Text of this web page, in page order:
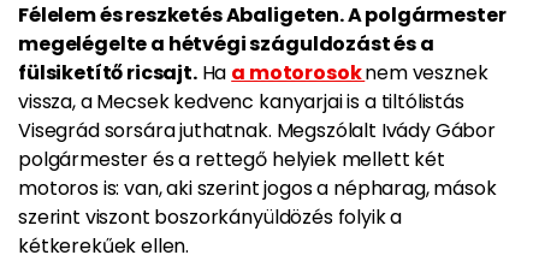
Félelem és reszketés Abaligeten. A polgármester
megelégelte a hétvégi száguldozást és a
fülsiketítő ricsajt.Ha a motorosoknem vesznek
vissza, a Mecsek kedvenc kanyarjai is a tiltólistás
Visegrád sorsára juthatnak. Megszólalt Ivády Gábor
polgármester és a rettegő helyiek mellett két
motoros is: van, aki szerint jogos a népharag, mások
szerint viszont boszorkányüldözés folyik a
kétkerekűek ellen.